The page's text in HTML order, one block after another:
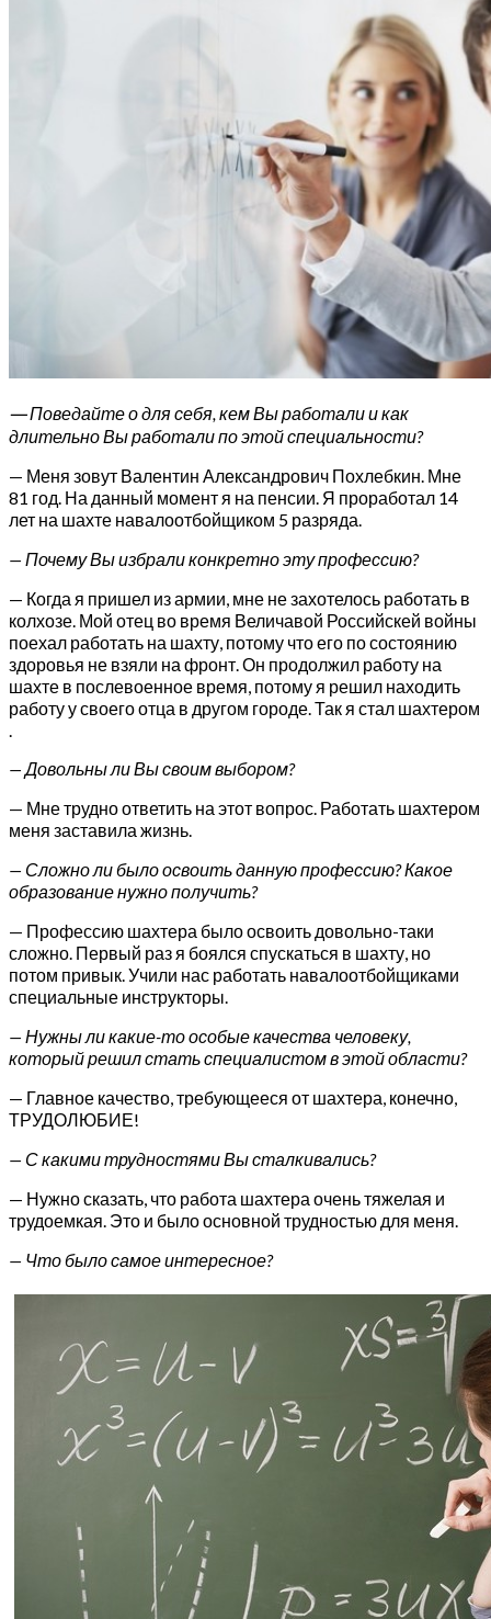
—Поведайте о для себя, кем Вы работали и как
длительно Вы работали по этой специальности?
— Меня зовут Валентин Александрович Похлебкин. Мне
81 год. На данный момент я на пенсии. Я проработал 14
лет на шахте навалоотбойщиком 5 разряда.
— Почему Вы избрали конкретно эту профессию?
— Когда я пришел из армии, мне не захотелось работать в
колхозе. Мой отец во время Величавой Российскей войны
поехал работать на шахту, потому что его по состоянию
здоровья не взяли на фронт. Он продолжил работу на
шахте в послевоенное время, потому я решил находить
работу у своего отца в другом городе. Так я стал шахтером
.
— Довольны ли Вы своим выбором?
— Мне трудно ответить на этот вопрос. Работать шахтером
меня заставила жизнь.
— Сложно ли было освоить данную профессию? Какое
образование нужно получить?
— Профессию шахтера было освоить довольно-таки
сложно. Первый раз я боялся спускаться в шахту, но
потом привык. Учили нас работать навалоотбойщиками
специальные инструкторы.
— Нужны ли какие-то особые качества человеку,
который решил стать специалистом в этой области?
— Главное качество, требующееся от шахтера, конечно,
ТРУДОЛЮБИЕ!
— С какими трудностями Вы сталкивались?
— Нужно сказать, что работа шахтера очень тяжелая и
трудоемкая. Это и было основной трудностью для меня.
— Что было самое интересное?